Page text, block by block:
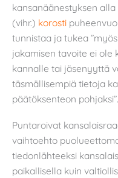
kansanäänestyksen
(vihr.) korosti
tunnistaa ja tukea
jakamisen tavoite ei
kannalle tai jäsenyyttä
täsmällisempiä tietoja
päätöksenteon pohjaksi”.
Puntaroivat
vaihtoehto
tiedonlähteeksi
paikallisella kuin